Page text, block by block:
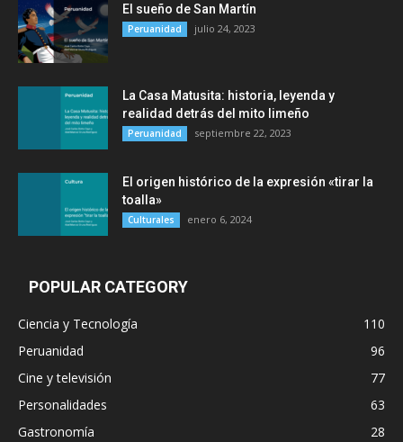
El sueño de San Martín
Peruanidad julio 24, 2023
La Casa Matusita: historia, leyenda y
realidad detrás del mito limeño
Peruanidad septiembre 22, 2023
El origen histórico de la expresión «tirar la
toalla»
Culturales enero 6, 2024
POPULAR CATEGORY
Ciencia y Tecnología
110
Peruanidad
96
Cine y televisión
77
Personalidades
63
Gastronomía
28